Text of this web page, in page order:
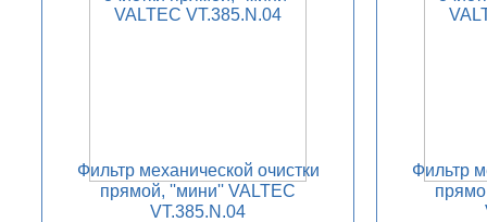
Фильтр механической очистки
прямой, ''мини'' VALTEC
VT.385.N.04
Фильтр